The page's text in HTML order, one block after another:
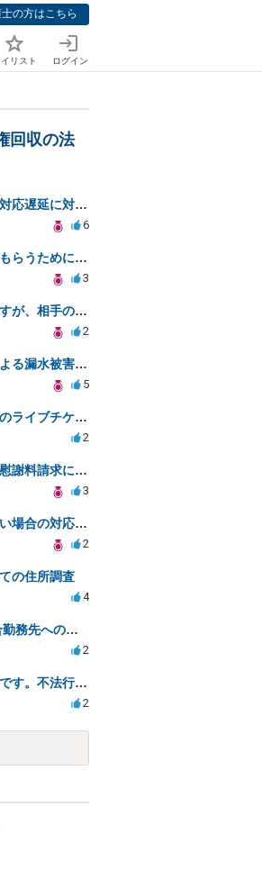
の方はこちら
リスト ログイン
回収の法
トイレリフォーム業者の対応遅延に対する法的措置相談
6
クーリングオフを認めてもらうために少額訴訟できるのでしょうか。
3
少額訟訴検討してるのですが、相手の住所がわからない
2
上階の水出しっぱなしによる漏水被害、130万円の回収方法を相談したい
5
元恋人から代金支払済みのライブチケットを回収したい。
2
貸付金返済の法的手段と慰謝料請求について
3
相手が書留を受け取らない場合の対応と法的措置は？
2
の住所調査
4
少額訴訟 住所不明の場合勤務先への書類送達は可能？
2
弁護過誤についてご相談です。不法行為の遅延損害金起算日について。
2